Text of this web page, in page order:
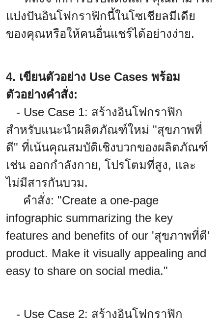
แบ่งปันอินโฟกราฟิกนี้ในโซเชียลมีเดีย
ของคุณหรือให้คนอื่นแชร์ได้อย่างง่าย.
4. เขียนตัวอย่าง Use Cases พร้อม
ตัวอย่างคำสั่ง:
- Use Case 1: สร้างอินโฟกราฟิก
สำหรับแนะนำผลิตภัณฑ์ใหม่ "สุขภาพที่
ดี" ที่เน้นคุณสมบัติเชิงบวกของผลิตภัณฑ์
เช่น ออกกำลังกาย, โปรโตมที่สูง, และ
ไม่มีสารกันบวม.
คำสั่ง: "Create a one-page
infographic summarizing the key
features and benefits of our 'สุขภาพที่ดี'
product. Make it visually appealing and
easy to share on social media."
- Use Case 2: สร้างอินโฟกราฟิก